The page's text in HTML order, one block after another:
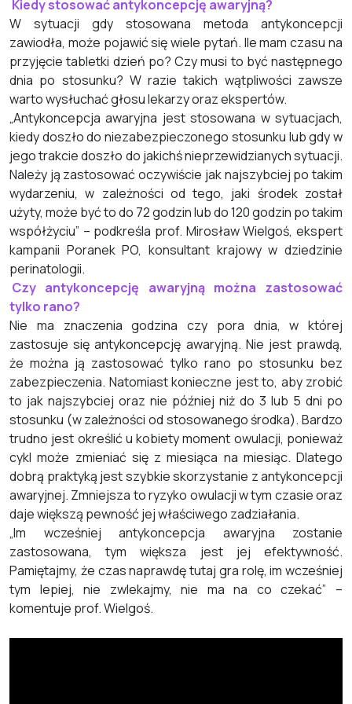
Kiedy stosować antykoncepcję awaryjną?
W sytuacji gdy stosowana metoda antykoncepcji
zawiodła, może pojawić się wiele pytań. Ile mam czasu na
przyjęcie tabletki dzień po? Czy musi to być następnego
dnia po stosunku? W razie takich wątpliwości zawsze
warto wysłuchać głosu lekarzy oraz ekspertów.
„Antykoncepcja awaryjna jest stosowana w sytuacjach,
kiedy doszło do niezabezpieczonego stosunku lub gdy w
jego trakcie doszło do jakichś nieprzewidzianych sytuacji.
Należy ją zastosować oczywiście jak najszybciej po takim
wydarzeniu, w zależności od tego, jaki środek został
użyty, może być to do 72 godzin lub do 120 godzin po takim
współżyciu” – podkreśla prof. Mirosław Wielgoś, ekspert
kampanii Poranek PO, konsultant krajowy w dziedzinie
perinatologii.
Czy antykoncepcję awaryjną można zastosować
tylko rano?
Nie ma znaczenia godzina czy pora dnia, w której
zastosuje się antykoncepcję awaryjną. Nie jest prawdą,
że można ją zastosować tylko rano po stosunku bez
zabezpieczenia. Natomiast konieczne jest to, aby zrobić
to jak najszybciej oraz nie później niż do 3 lub 5 dni po
stosunku (w zależności od stosowanego środka). Bardzo
trudno jest określić u kobiety moment owulacji, ponieważ
cykl może zmieniać się z miesiąca na miesiąc. Dlatego
dobrą praktyką jest szybkie skorzystanie z antykoncepcji
awaryjnej. Zmniejsza to ryzyko owulacji w tym czasie oraz
daje większą pewność jej właściwego zadziałania.
„Im wcześniej antykoncepcja awaryjna zostanie
zastosowana, tym większa jest jej efektywność.
Pamiętajmy, że czas naprawdę tutaj gra rolę, im wcześniej
tym lepiej, nie zwlekajmy, nie ma na co czekać” –
komentuje prof. Wielgoś.